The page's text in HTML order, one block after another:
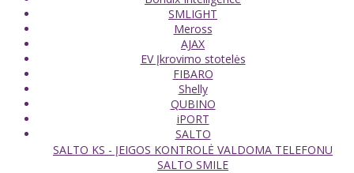
SMLIGHT
Meross
AJAX
EV Įkrovimo stotelės
FIBARO
Shelly
QUBINO
iPORT
SALTO
SALTO KS - ĮEIGOS KONTROLĖ VALDOMA TELEFONU
SALTO SMILE